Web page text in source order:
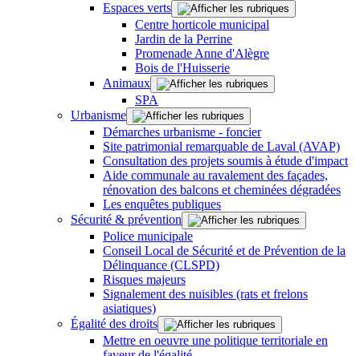
Espaces verts
Centre horticole municipal
Jardin de la Perrine
Promenade Anne d'Alègre
Bois de l'Huisserie
Animaux
SPA
Urbanisme
Démarches urbanisme - foncier
Site patrimonial remarquable de Laval (AVAP)
Consultation des projets soumis à étude d'impact
Aide communale au ravalement des façades,
rénovation des balcons et cheminées dégradées
Les enquêtes publiques
Sécurité & prévention
Police municipale
Conseil Local de Sécurité et de Prévention de la
Délinquance (CLSPD)
Risques majeurs
Signalement des nuisibles (rats et frelons
asiatiques)
Égalité des droits
Mettre en oeuvre une politique territoriale en